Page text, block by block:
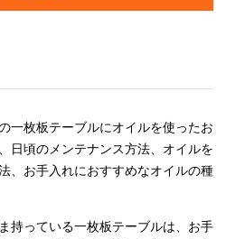
一枚板テーブルにオイルを使ったお
日頃のメンテナンス方法、オイルを
、お手入れにおすすめなオイルの種
持っている一枚板テーブルは、お手